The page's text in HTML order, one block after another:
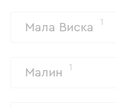
Мала Виска 1
Малин 1